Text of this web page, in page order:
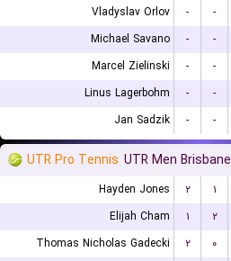
Vladyslav Orlov
- -
Michael Savano
- -
Marcel Zielinski
- -
Linus Lagerbohm
- -
Jan Sadzik
- -
UTR Pro Tennis UTR Men Brisbane
Hayden Jones ۲ ۱
Elijah Cham
۱ ۲
Thomas Nicholas Gadecki
۲ ۰